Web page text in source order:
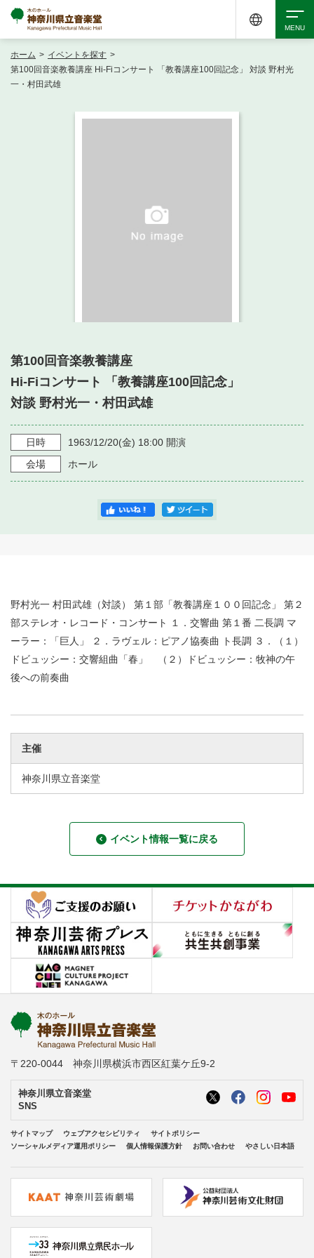
・ よくある質問
・ 空き状況
・ 抽選対象日
・ 利用料金
・ 音楽堂のご案内
・ 芸術参与
・ 建築見学ツアー
神奈川県立音楽堂
SNS
検索
ホーム > イベントを探す >
第100回音楽教養講座 Hi-Fiコンサート 「教養講座100回記念」 対談 野村光
一・村田武雄
第100回音楽教養講座
Hi-Fiコンサート 「教養講座100回記念」
対談 野村光一・村田武雄
日時 1963/12/20(金) 18:00 開演
会場
ホール
野村光一 村田武雄（対談） 第１部「教養講座１００回記念」 第２
部ステレオ・レコード・コンサート １．交響曲 第１番 二長調 マ
ーラー：「巨人」 ２．ラヴェル：ピアノ協奏曲 ト長調 ３．（１）
ドビュッシー：交響組曲「春」 （２）ドビュッシー：牧神の午
後への前奏曲
主催
神奈川県立音楽堂
イベント情報一覧に戻る
〒220-0044 神奈川県横浜市西区紅葉ケ丘9-2
神奈川県立音楽堂
SNS
サイトマップ ウェブアクセシビリティ
サイトポリシー
ソーシャルメディア運用ポリシー
個人情報保護方針 お問い合わせ やさしい日本語